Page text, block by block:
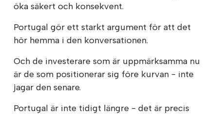
öka säkert och konsekvent.
Portugal gör ett starkt argument för att det
hör hemma i den konversationen.
Och de investerare som är uppmärksamma nu
är de som positionerar sig före kurvan - inte
jagar den senare.
Portugal är inte tidigt längre - det är precis